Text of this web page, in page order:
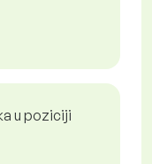
u poziciji